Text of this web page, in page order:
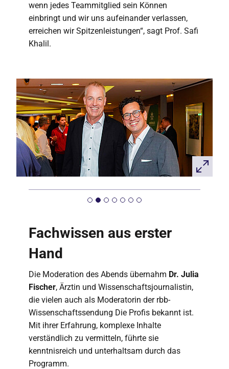
wenn jedes Teammitglied sein Können
einbringt und wir uns aufeinander verlassen,
erreichen wir Spitzenleistungen“, sagt Prof. Safi
Khalil.
Fachwissen aus erster
Hand
Die Moderation des Abends übernahm Dr. Julia
Fischer, Ärztin und Wissenschaftsjournalistin,
die vielen auch als Moderatorin der rbb-
Wissenschaftssendung Die Profis bekannt ist.
Mit ihrer Erfahrung, komplexe Inhalte
verständlich zu vermitteln, führte sie
kenntnisreich und unterhaltsam durch das
Programm.